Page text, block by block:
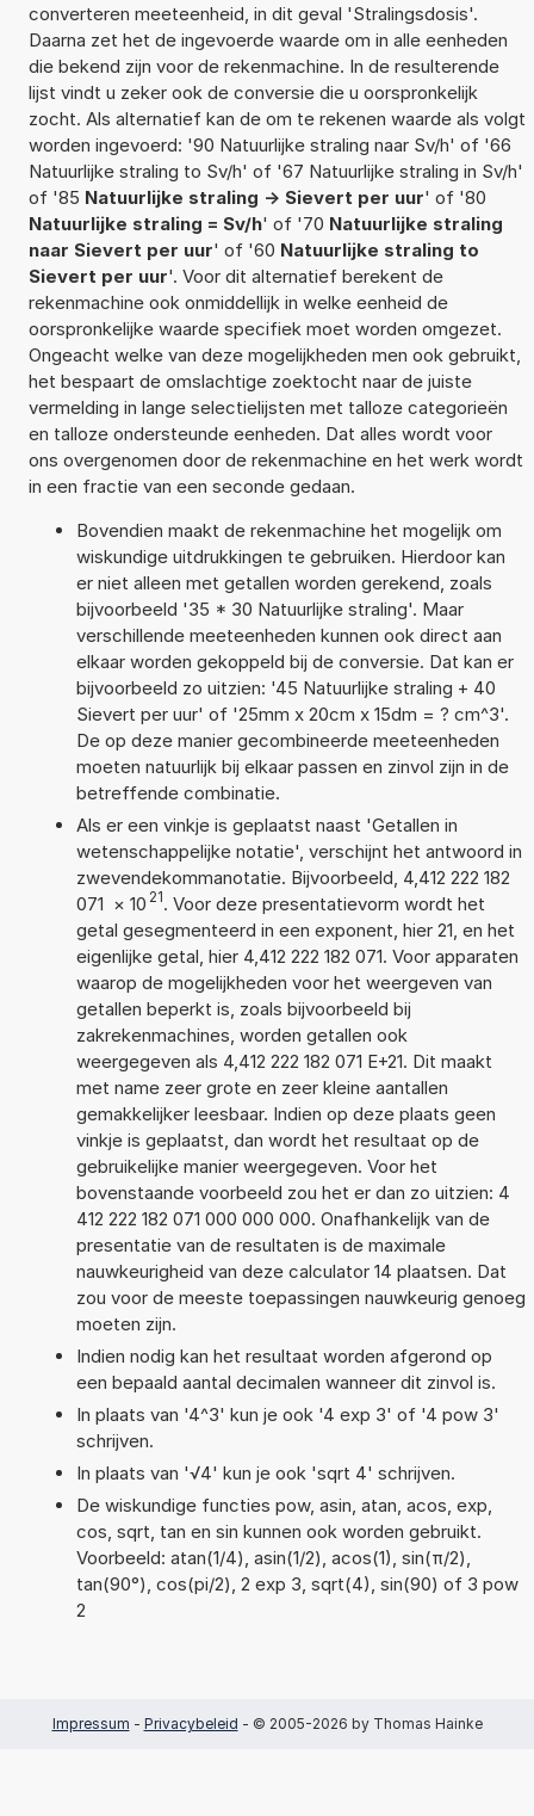
converteren meeteenheid, in dit geval 'Stralingsdosis'.
Daarna zet het de ingevoerde waarde om in alle eenheden
die bekend zijn voor de rekenmachine. In de resulterende
lijst vindt u zeker ook de conversie die u oorspronkelijk
zocht. Als alternatief kan de om te rekenen waarde als volgt
worden ingevoerd: '90 Natuurlijke straling naar Sv/h' of '66
Natuurlijke straling to Sv/h' of '67 Natuurlijke straling in Sv/h'
of '85 Natuurlijke straling -> Sievert per uur' of '80
Natuurlijke straling = Sv/h' of '70 Natuurlijke straling
naar Sievert per uur' of '60 Natuurlijke straling to
Sievert per uur'. Voor dit alternatief berekent de
rekenmachine ook onmiddellijk in welke eenheid de
oorspronkelijke waarde specifiek moet worden omgezet.
Ongeacht welke van deze mogelijkheden men ook gebruikt,
het bespaart de omslachtige zoektocht naar de juiste
vermelding in lange selectielijsten met talloze categorieën
en talloze ondersteunde eenheden. Dat alles wordt voor
ons overgenomen door de rekenmachine en het werk wordt
in een fractie van een seconde gedaan.
Bovendien maakt de rekenmachine het mogelijk om
wiskundige uitdrukkingen te gebruiken. Hierdoor kan
er niet alleen met getallen worden gerekend, zoals
bijvoorbeeld '35 * 30 Natuurlijke straling'. Maar
verschillende meeteenheden kunnen ook direct aan
elkaar worden gekoppeld bij de conversie. Dat kan er
bijvoorbeeld zo uitzien: '45 Natuurlijke straling + 40
Sievert per uur' of '25mm x 20cm x 15dm = ? cm^3'.
De op deze manier gecombineerde meeteenheden
moeten natuurlijk bij elkaar passen en zinvol zijn in de
betreffende combinatie.
Als er een vinkje is geplaatst naast 'Getallen in
wetenschappelijke notatie', verschijnt het antwoord in
zwevendekommanotatie. Bijvoorbeeld, 4,412 222 182
071 × 10 21. Voor deze presentatievorm wordt het
getal gesegmenteerd in een exponent, hier 21, en het
eigenlijke getal, hier 4,412 222 182 071. Voor apparaten
waarop de mogelijkheden voor het weergeven van
getallen beperkt is, zoals bijvoorbeeld bij
zakrekenmachines, worden getallen ook
weergegeven als 4,412 222 182 071 E+21. Dit maakt
met name zeer grote en zeer kleine aantallen
gemakkelijker leesbaar. Indien op deze plaats geen
vinkje is geplaatst, dan wordt het resultaat op de
gebruikelijke manier weergegeven. Voor het
bovenstaande voorbeeld zou het er dan zo uitzien: 4
412 222 182 071 000 000 000. Onafhankelijk van de
presentatie van de resultaten is de maximale
nauwkeurigheid van deze calculator 14 plaatsen. Dat
zou voor de meeste toepassingen nauwkeurig genoeg
moeten zijn.
Indien nodig kan het resultaat worden afgerond op
een bepaald aantal decimalen wanneer dit zinvol is.
In plaats van '4^3' kun je ook '4 exp 3' of '4 pow 3'
schrijven.
In plaats van '√4' kun je ook 'sqrt 4' schrijven.
De wiskundige functies pow, asin, atan, acos, exp,
cos, sqrt, tan en sin kunnen ook worden gebruikt.
Voorbeeld: atan(1/4), asin(1/2), acos(1), sin(π/2),
tan(90°), cos(pi/2), 2 exp 3, sqrt(4), sin(90) of 3 pow
2
Impressum - Privacybeleid - © 2005-2026 by Thomas Hainke